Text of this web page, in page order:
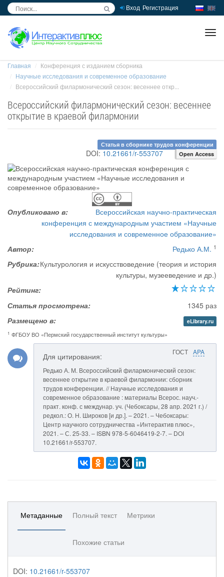
Вход Регистрация
Главная
Конференция с изданием сборника
Научные исследования и современное образование
Всероссийский филармонический сезон: весеннее откр...
Всероссийский филармонический сезон: весеннее
открытие в краевой филармонии
Статья в сборнике трудов конференции
DOI: 10.21661/r-553707 Open Access
Опубликовано в:
Всероссийская научно-практическая
конференция с международным участием «Научные
исследования и современное образование»
Автор:
Редько А.М. 1
Рубрика:Культурология и искусствоведение (теория и история
культуры, музееведение и др.)
Рейтинг:
Статья просмотрена:
1345 раз
Размещено в:
eLibrary.ru
1 ФГБОУ ВО «Пермский государственный институт культуры»
ГОСТ APA
Для цитирования:
Редько А. М. Всероссийский филармонический сезон:
весеннее открытие в краевой филармонии: сборник
трудов конференции. // Научные исследования и
современное образование : материалы Всерос. науч.-
практ. конф. с междунар. уч. (Чебоксары, 28 апр. 2021 г.) /
редкол.: О. Н. Широков [и др.]. – 2021. – Чебоксары:
Центр научного сотрудничества «Интерактив плюс»,
2021. – С. 25-33. – ISBN 978-5-6046419-2-7. – DOI
10.21661/r-553707.
Метаданные Полный текст Метрики
Похожие статьи
DOI: 10.21661/r-553707